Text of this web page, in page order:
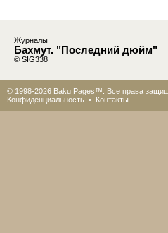
Журналы
Бахмут. "Последний дюйм"
© SIG338
© 1998-2026 Baku Pages™. Все права
Конфиденциальность • Контакты